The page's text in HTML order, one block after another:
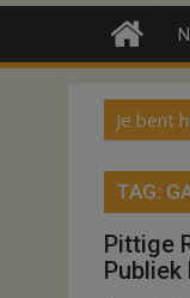
Je bent
TAG:
Pittige